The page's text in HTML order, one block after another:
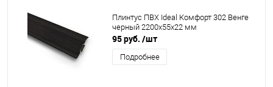
Плинтус ПВХ Ideal Комфорт 302 Венге
черный 2200x55x22 мм
95 руб. /шт
Подробнее